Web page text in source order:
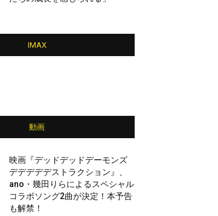
IMAX
動画
映画『デッドデッドデーモンズ
デデデデデストラクション』、
ano・幾田りらによるスペシャル
コラボソング2曲が決定！本予告
も解禁！